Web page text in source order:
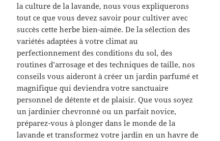
la culture de la lavande, nous vous expliquerons
tout ce que vous devez savoir pour cultiver avec
succès cette herbe bien-aimée. De la sélection des
variétés adaptées à votre climat au
perfectionnement des conditions du sol, des
routines d’arrosage et des techniques de taille, nos
conseils vous aideront à créer un jardin parfumé et
magnifique qui deviendra votre sanctuaire
personnel de détente et de plaisir. Que vous soyez
un jardinier chevronné ou un parfait novice,
préparez-vous à plonger dans le monde de la
lavande et transformez votre jardin en un havre de